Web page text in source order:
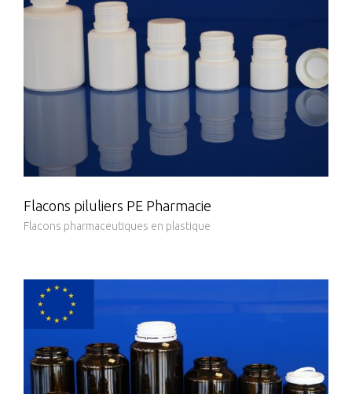
Flacons piluliers PE Pharmacie
Flacons pharmaceutiques en plastique